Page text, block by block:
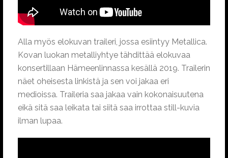
Alla myös elokuvan traileri, jossa esiintyy Metallica.
Kovan luokan metalliyhtye tähdittää elokuvaa
konsertillaan Hämeenlinnassa kesällä 2019. Trailerin
näet oheisesta linkistä ja sen voi jakaa eri
medioissa. Traileria saa jakaa vain kokonaisuutena
eikä sitä saa leikata tai siitä saa irrottaa still-kuvia
ilman lupaa.